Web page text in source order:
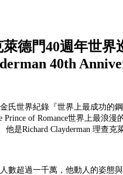
德門40週年世界
40th
金氏世界紀錄『世界上最成功的鋼
Prince of Romance世界上最浪漫
他是Richard Clayderman 理查克
數超過一千萬，他動人的姿